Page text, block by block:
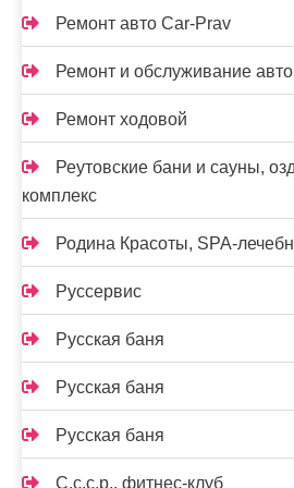
Ремонт авто Car-Prav
Ремонт и обслуживание
Ремонт ходовой
Реутовские бани и сауны,
комплекс
Родина Красоты, SPA-
Руссервис
Русская баня
Русская баня
Русская баня
С.с.с.р., фитнес-клуб